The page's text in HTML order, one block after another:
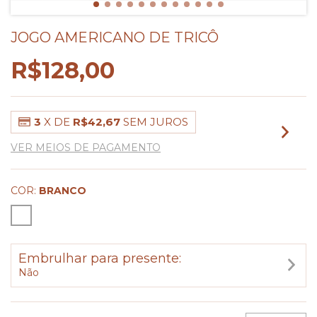
JOGO AMERICANO DE TRICÔ
R$128,00
3 X DE R$42,67 SEM JUROS
VER MEIOS DE PAGAMENTO
COR: BRANCO
Embrulhar para presente:
Não